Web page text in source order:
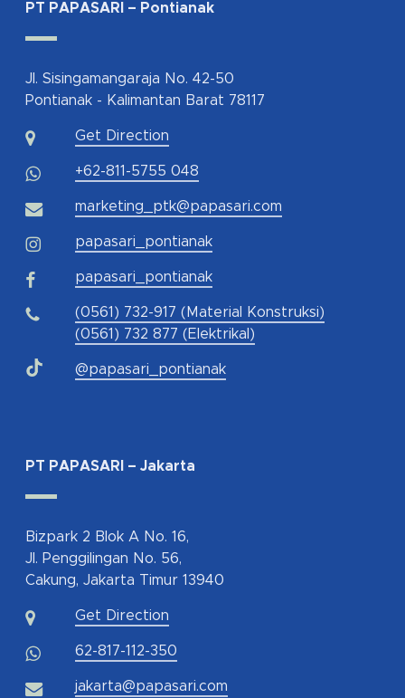
PT PAPASARI – Pontianak
Jl. Sisingamangaraja No. 42-50
Pontianak - Kalimantan Barat 78117
Get Direction
+62-811-5755 048
marketing_ptk@papasari.com
papasari_pontianak
papasari_pontianak
(0561) 732-917 (Material Konstruksi)
(0561) 732 877 (Elektrikal)
@papasari_pontianak
PT PAPASARI – Jakarta
Bizpark 2 Blok A No. 16,
Jl. Penggilingan No. 56,
Cakung, Jakarta Timur 13940
Get Direction
62-817-112-350
jakarta@papasari.com